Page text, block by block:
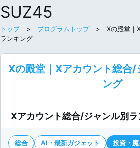
SUZ45
トップ> プログラムトップ> Xの殿堂｜X
ランキング
Xの殿堂｜Xアカウント総合/
ング
Xアカウント総合/ジャンル別
総合 AI・最新ガジェット
投資・